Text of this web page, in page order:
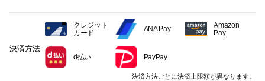
決済方法
クレジット
カード
ANA Pay
Amazon
Pay
d払い PayPay
決済方法ごとに決済上限額が異なります。